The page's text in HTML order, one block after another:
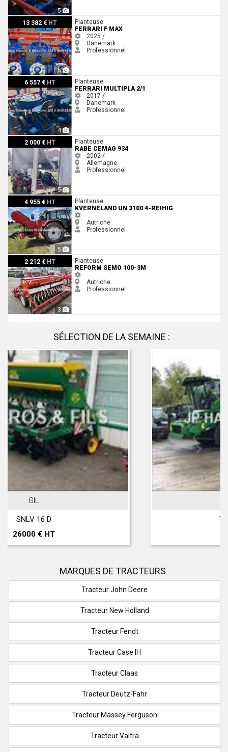
5
13 382 € HT
5
Ferrari F MAX
Planteuse
FERRARI F MAX
2025 /
Danemark
Professionnel
6 557 € HT
4
Ferrari Multipla 2/1
Planteuse
FERRARI MULTIPLA 2/1
2017 /
Danemark
Professionnel
2 000 € HT
5
Rabe CEMAG 934
Planteuse
RABE CEMAG 934
2002 /
Allemagne
Professionnel
4 955 € HT
5
Kverneland UN 3100 4-ReihigPlanteuse
KVERNELAND UN 3100 4-REIHIG
Autriche
Professionnel
2 212 € HT
3
Reform Semo 100-3m
Planteuse
REFORM SEMO 100-3M
Autriche
Professionnel
SÉLECTION DE LA SEMAINE :
MARQUES DE TRACTEURS
Tracteur John Deere
Tracteur New Holland
Tracteur Fendt
Tracteur Case IH
Tracteur Claas
Tracteur Deutz-Fahr
Tracteur Massey Ferguson
Tracteur Valtra